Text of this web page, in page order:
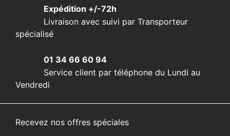
Expédition +/-72h
Livraison avec suivi par Transporteur
spécialisé
01 34 66 60 94
Service client par téléphone du Lundi au
Vendredi
Recevez nos offres spéciales